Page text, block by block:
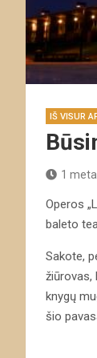
IŠ VISUR
1
Operos
baleto
Sakote,
žiūrovas,
knygų
šio